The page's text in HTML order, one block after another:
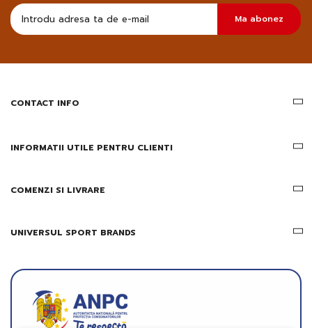
sa
primesc
informatii
Ma abonez
CONTACT INFO
INFORMATII UTILE PENTRU CLIENTI
COMENZI SI LIVRARE
UNIVERSUL SPORT BRANDS